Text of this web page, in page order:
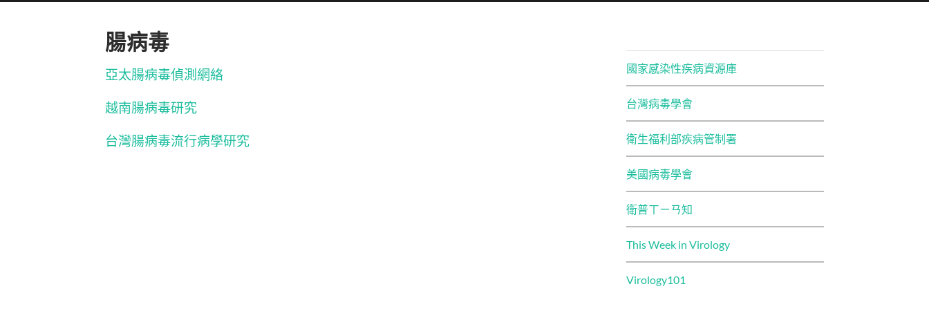
腸病毒
亞太腸病毒偵測網絡
越南腸病毒研究
台灣腸病毒流行病學研究
國家感染性疾病資源庫
台灣病毒學會
衛生福利部疾病管制署
美國病毒學會
衛普ㄒㄧㄢ知
This Week in Virology
Virology101